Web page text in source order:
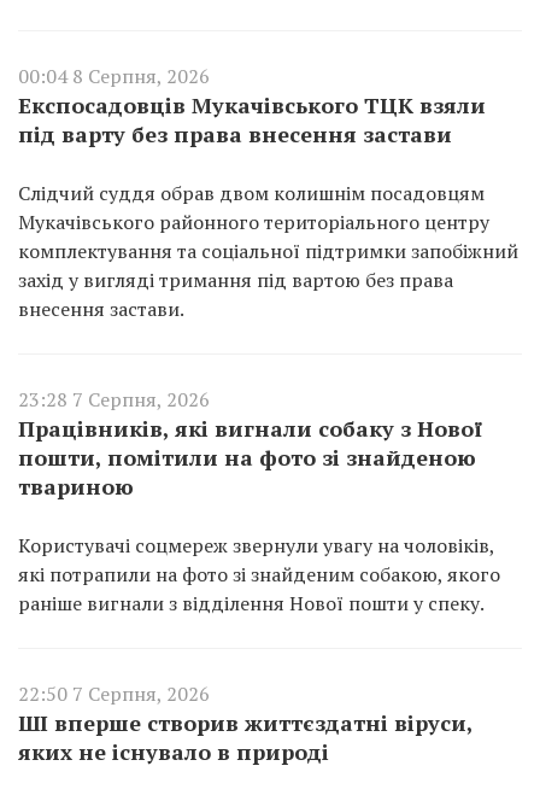
00:04 8 Серпня, 2026
Експосадовців Мукачівського ТЦК взяли
під варту без права внесення застави
Слідчий суддя обрав двом колишнім посадовцям
Мукачівського районного територіального центру
комплектування та соціальної підтримки запобіжний
захід у вигляді тримання під вартою без права
внесення застави.
23:28 7 Серпня, 2026
Працівників, які вигнали собаку з Нової
пошти, помітили на фото зі знайденою
твариною
Користувачі соцмереж звернули увагу на чоловіків,
які потрапили на фото зі знайденим собакою, якого
раніше вигнали з відділення Нової пошти у спеку.
22:50 7 Серпня, 2026
ШІ вперше створив життєздатні віруси,
яких не існувало в природі